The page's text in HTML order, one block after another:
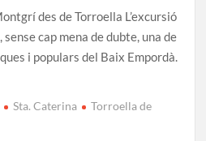
des de Torroella L’excursió
cap mena de dubte, una de
i populars del Baix Empordà.
Sta. Caterina
Torroella de